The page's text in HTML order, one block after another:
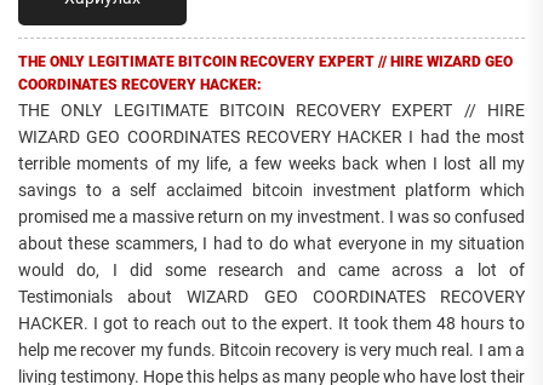
THE ONLY LEGITIMATE BITCOIN RECOVERY EXPERT // HIRE WIZARD GEO
COORDINATES RECOVERY HACKER:
THE ONLY LEGITIMATE BITCOIN RECOVERY EXPERT // HIRE
WIZARD GEO COORDINATES RECOVERY HACKER I had the most
terrible moments of my life, a few weeks back when I lost all my
savings to a self acclaimed bitcoin investment platform which
promised me a massive return on my investment. I was so confused
about these scammers, I had to do what everyone in my situation
would do, I did some research and came across a lot of
Testimonials about WIZARD GEO COORDINATES RECOVERY
HACKER. I got to reach out to the expert. It took them 48 hours to
help me recover my funds. Bitcoin recovery is very much real. I am a
living testimony. Hope this helps as many people who have lost their